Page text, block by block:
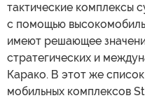
тактические комплексы
с помощью
имеют решающее
стратегических и
Карако. В этот же
мобильных комплексов